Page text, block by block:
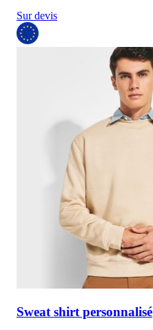
Sur devis
Sweat shirt personnalisé